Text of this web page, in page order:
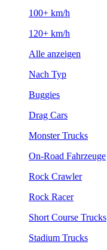
100+ km/h
120+ km/h
Alle anzeigen
Nach Typ
Buggies
Drag Cars
Monster Trucks
On-Road Fahrzeuge
Rock Crawler
Rock Racer
Short Course Trucks
Stadium Trucks